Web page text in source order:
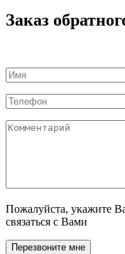
Заказ
Пожалуйста, укажите
связаться с Вами
Перезвоните мне